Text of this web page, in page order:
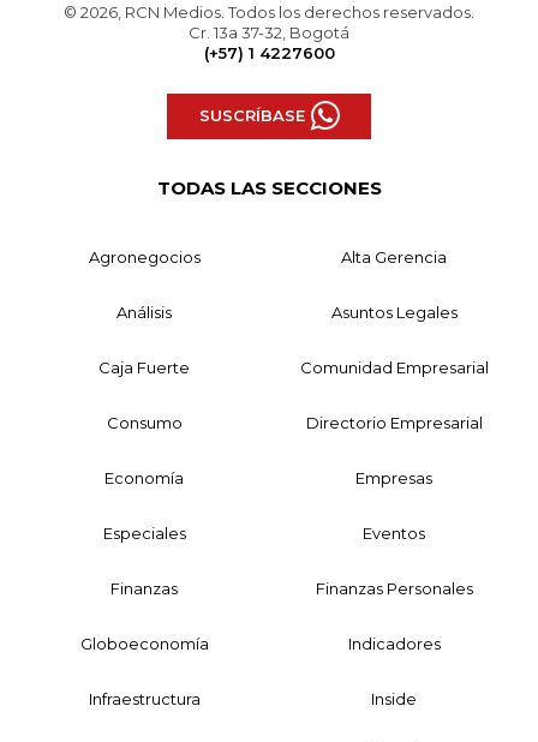
© 2026, RCN Medios. Todos los derechos reservados.
Cr. 13a 37-32, Bogotá
(+57) 1 4227600
SUSCRÍBASE
TODAS LAS SECCIONES
Agronegocios Alta Gerencia
Análisis Asuntos Legales
Caja Fuerte Comunidad Empresarial
Consumo Directorio Empresarial
Economía Empresas
Especiales Eventos
Finanzas Finanzas Personales
Globoeconomía Indicadores
Infraestructura Inside